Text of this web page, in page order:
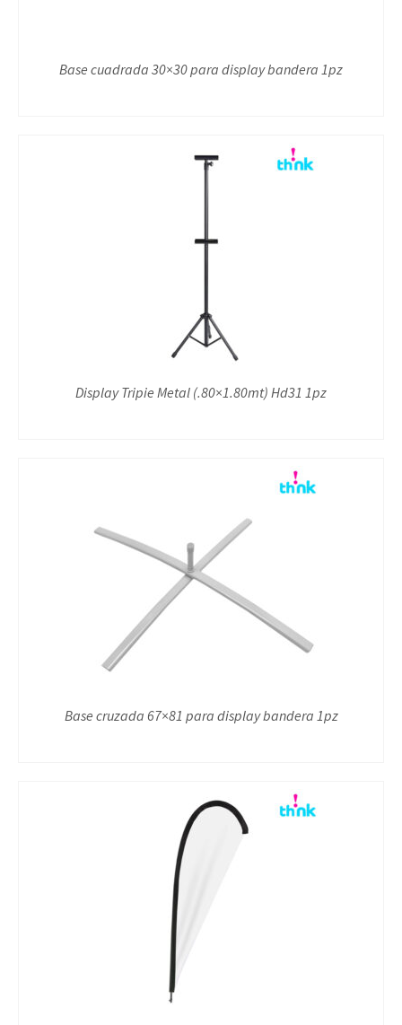
Base cuadrada 30×30 para display bandera 1pz
Display Tripie Metal (.80×1.80mt) Hd31 1pz
Base cruzada 67×81 para display bandera 1pz